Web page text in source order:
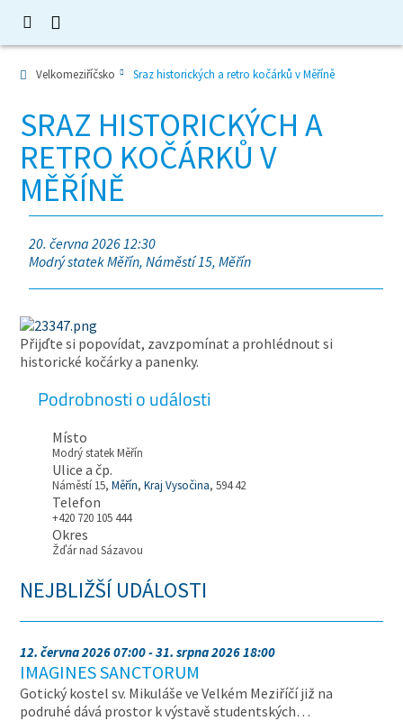
Velkomeziříčsko Sraz historických a retro kočárků v Měříně
SRAZ HISTORICKÝCH A
RETRO KOČÁRKŮ V
MĚŘÍNĚ
20. června 2026 12:30
Modrý statek Měřín, Náměstí 15, Měřín
Přijďte si popovídat, zavzpomínat a prohlédnout si
historické kočárky a panenky.
Podrobnosti o události
Místo
Modrý statek Měřín
Ulice a čp.
Náměstí 15,Měřín,Kraj Vysočina, 594 42
Telefon
+420 720 105 444
Okres
Žďár nad Sázavou
NEJBLIŽŠÍ UDÁLOSTI
12. června 2026 07:00 - 31. srpna 2026 18:00
IMAGINES SANCTORUM
Gotický kostel sv. Mikuláše ve Velkém Meziříčí již na
podruhé dává prostor k výstavě studentských…